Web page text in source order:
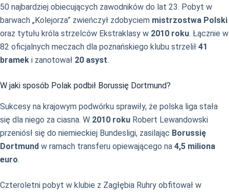
50 najbardziej obiecujących zawodników do lat 23. Pobyt w
barwach „Kolejorza” zwieńczył zdobyciem mistrzostwa Polski
oraz tytułu króla strzelców Ekstraklasy w 2010 roku. Łącznie w
82 oficjalnych meczach dla poznańskiego klubu strzelił 41
bramek i zanotował 20 asyst.
W jaki sposób Polak podbił Borussię Dortmund?
Sukcesy na krajowym podwórku sprawiły, że polska liga stała
się dla niego za ciasna. W 2010 roku Robert Lewandowski
przeniósł się do niemieckiej Bundesligi, zasilając Borussię
Dortmund w ramach transferu opiewającego na 4,5 miliona
euro.
Czteroletni pobyt w klubie z Zagłębia Ruhry obfitował w